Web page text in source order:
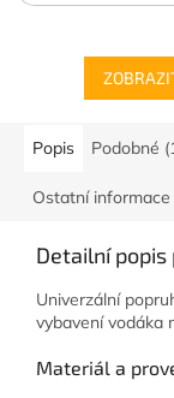
Popis Podobné
Ostatní informace
Detailní popis
Univerzální
vybavení vodáka
Materiál a